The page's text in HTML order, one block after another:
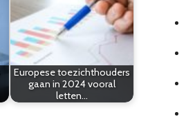
Europese toezichthouders
gaan in 2024 vooral
letten…